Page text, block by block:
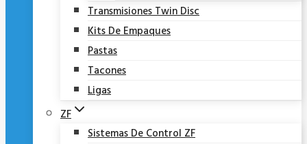
Transmisiones Twin Disc
Kits De Empaques
Pastas
Tacones
Ligas
ZF
Sistemas De Control ZF